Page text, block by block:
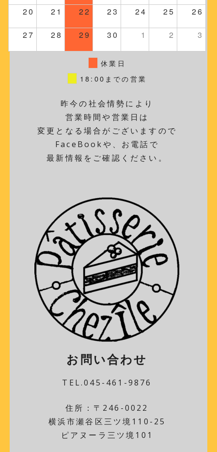
20 21 22 23 24 25 26
27 28 29 30 1 2 3
休業日
18:00までの営業
昨今の社会情勢により
営業時間や営業日は
変更となる場合がございますので
FaceBookや、お電話で
最新情報をご確認ください。
お問い合わせ
TEL.045-461-9876
住所：〒246-0022
横浜市瀬谷区三ツ境110-25
ピアヌーラ三ツ境101